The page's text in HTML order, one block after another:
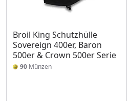
Broil King Schutzhülle
Sovereign 400er, Baron
500er & Crown 500er Serie
90 Münzen